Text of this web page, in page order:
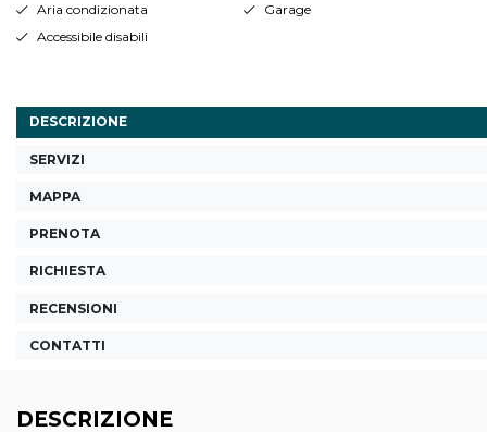
Aria condizionata
Garage
Accessibile disabili
DESCRIZIONE
SERVIZI
MAPPA
PRENOTA
RICHIESTA
RECENSIONI
CONTATTI
DESCRIZIONE